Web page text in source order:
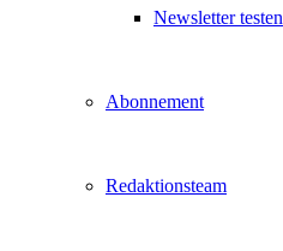
Newsletter testen
Abonnement
Redaktionsteam